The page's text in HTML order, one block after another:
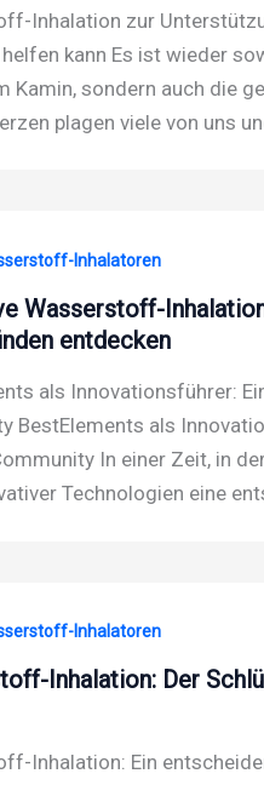
Inhalation zur
kann Es ist wieder
Kamin, sondern auch die
plagen viele von uns
Inhalatoren
Wasserstoff-
entdecken
als Innovationsführer:
BestElements als
In einer Zeit, in
Technologien eine
Inhalatoren
Inhalation: Der
Inhalation: Ein